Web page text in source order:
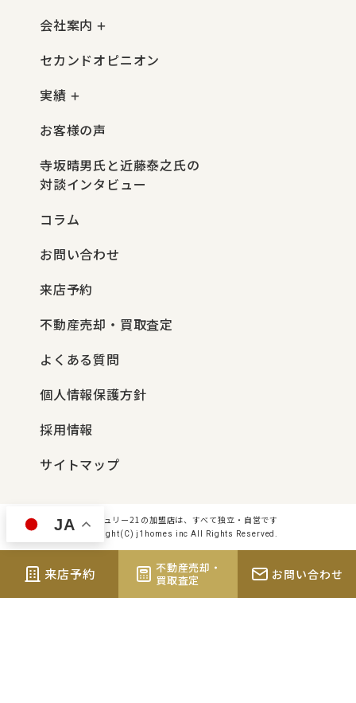
会社案内
セカンドオピニオン
実績
お客様の声
寺坂晴男氏と近藤泰之氏の
対談インタビュー
コラム
お問い合わせ
来店予約
不動産売却・買取査定
よくある質問
個人情報保護方針
採用情報
サイトマップ
センチュリー21の加盟店は、すべて独立・自営です
Copyright(C) j1homes inc All Rights Reserved.
来店予約
不動産売却・
買取査定
お問い合わせ
JA